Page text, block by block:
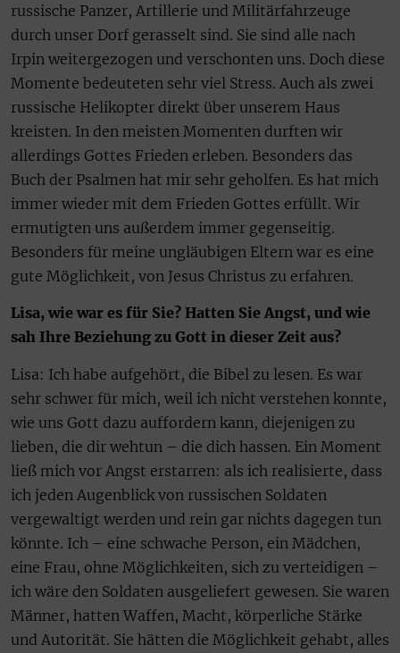
russische Panzer, Artillerie und Militärfahrzeuge
durch unser Dorf gerasselt sind. Sie sind alle nach
Irpin weitergezogen und verschonten uns. Doch diese
Momente bedeuteten sehr viel Stress. Auch als zwei
russische Helikopter direkt über unserem Haus
kreisten. In den meisten Momenten durften wir
allerdings Gottes Frieden erleben. Besonders das
Buch der Psalmen hat mir sehr geholfen. Es hat mich
immer wieder mit dem Frieden Gottes erfüllt. Wir
ermutigten uns außerdem immer gegenseitig.
Besonders für meine ungläubigen Eltern war es eine
gute Möglichkeit, von Jesus Christus zu erfahren.
Lisa, wie war es für Sie? Hatten Sie Angst, und wie
sah Ihre Beziehung zu Gott in dieser Zeit aus?
Lisa: Ich habe aufgehört, die Bibel zu lesen. Es war
sehr schwer für mich, weil ich nicht verstehen konnte,
wie uns Gott dazu auffordern kann, diejenigen zu
lieben, die dir wehtun – die dich hassen. Ein Moment
ließ mich vor Angst erstarren: als ich realisierte, dass
ich jeden Augenblick von russischen Soldaten
vergewaltigt werden und rein gar nichts dagegen tun
könnte. Ich – eine schwache Person, ein Mädchen,
eine Frau, ohne Möglichkeiten, sich zu verteidigen –
ich wäre den Soldaten ausgeliefert gewesen. Sie waren
Männer, hatten Waffen, Macht, körperliche Stärke
und Autorität. Sie hätten die Möglichkeit gehabt, alles